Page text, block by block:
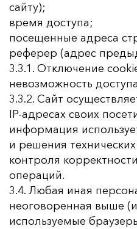
сайту);
время доступа;
посещенные адреса
реферер (адрес
3.3.1. Отключение
невозможность
3.3.2. Сайт
IP-адресах своих
информация
и решения
контроля
операций.
3.4. Любая иная
неоговоренная выше
используемые